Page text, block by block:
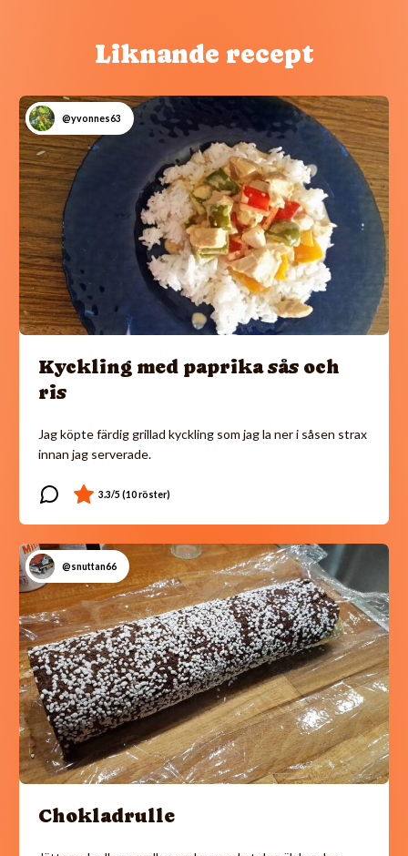
Liknande recept
@yvonnes63
Kyckling med paprika sås och
ris
Jag köpte färdig grillad kyckling som jag la ner i såsen strax
innan jag serverade.
@snuttan66
Chokladrulle